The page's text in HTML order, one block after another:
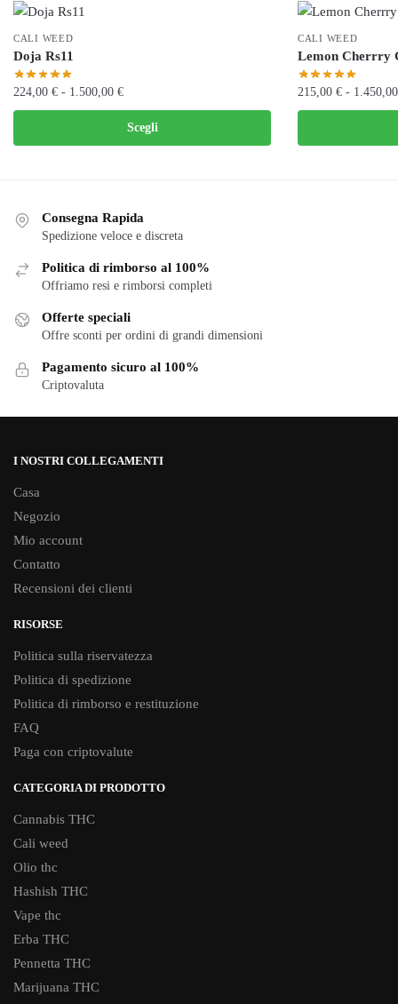
CALI WEED
Doja Rs11
224,00 € - 1.500,00 €Fascia
di
prezzo:
da
Scegli
prodotto
Le
possono
essere
scelte
del
CALI WEED
Lemon Cherrry
215,00 € -
prodotto
Consegna Rapida
Spedizione veloce e discreta
Politica di rimborso al 100%
Offriamo resi e rimborsi completi
Offerte speciali
Offre sconti per ordini di grandi dimensioni
Pagamento sicuro al 100%
Criptovaluta
I NOSTRI COLLEGAMENTI
Casa
Negozio
Mio account
Contatto
Recensioni dei clienti
RISORSE
Politica sulla riservatezza
Politica di spedizione
Politica di rimborso e restituzione
FAQ
Paga con criptovalute
CATEGORIA DI PRODOTTO
Cannabis THC
Cali weed
Olio thc
Hashish THC
Vape thc
Erba THC
Pennetta THC
Marijuana THC